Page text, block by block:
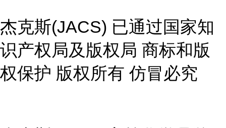
杰克斯(JACS) 已通过国家知
识产权局及版权局 商标和版
权保护 版权所有 仿冒必究